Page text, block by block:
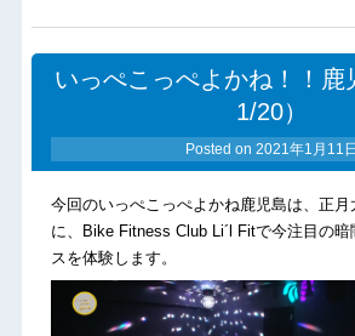
いっぺこっぺよかね！！鹿
1/20）
Posted on 2021年1月11日
今回のいっぺこっぺよかね鹿児島は、正
に、Bike Fitness Club Li´l Fitで今注目の
スを体験します。